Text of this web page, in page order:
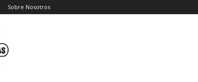
Sobre Nosotros